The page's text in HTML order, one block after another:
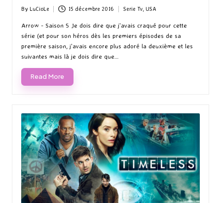
Posted
by
By LuCioLe 15 décembre 2016
in
Serie Tv, USA
Arrow - Saison 5 Je dois dire que j'avais craqué pour cette
série (et pour son héros dès les premiers épisodes de sa
première saison, j'avais encore plus adoré la deuxième et les
suivantes mais là je dois dire que…
Read More